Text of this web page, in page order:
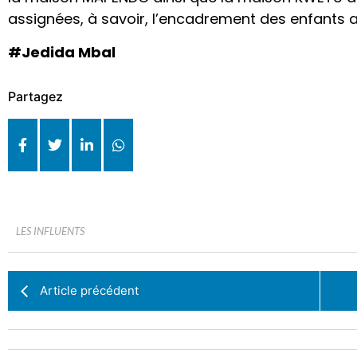
assignées, à savoir, l’encadrement des enfants
#Jedida Mbal
Partagez
LES INFLUENTS
Article précédent